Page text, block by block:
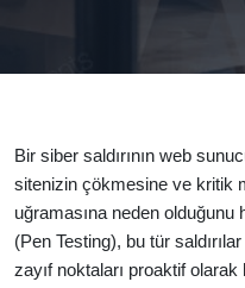
Bir siber saldırının web
sitenizin çökmesine ve kritik
uğramasına neden
(Pen Testing), bu tür
zayıf noktaları proaktif